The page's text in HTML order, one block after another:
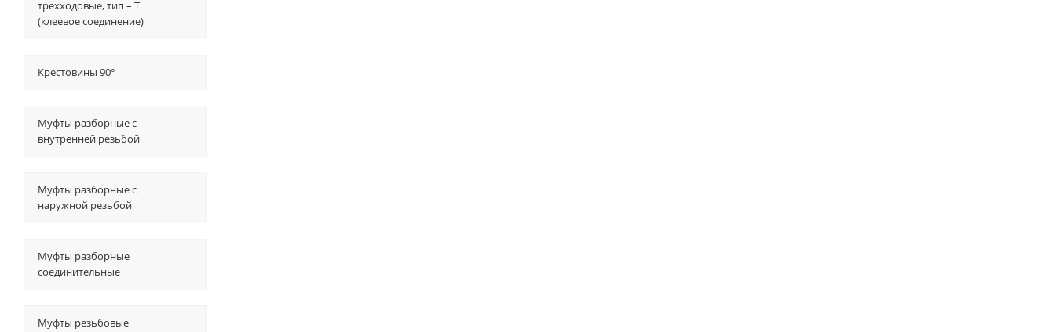
трехходовые, тип – T
(клеевое соединение)
Крестовины 90°
Муфты разборные с
внутренней резьбой
Муфты разборные с
наружной резьбой
Муфты разборные
соединительные
Муфты резьбовые